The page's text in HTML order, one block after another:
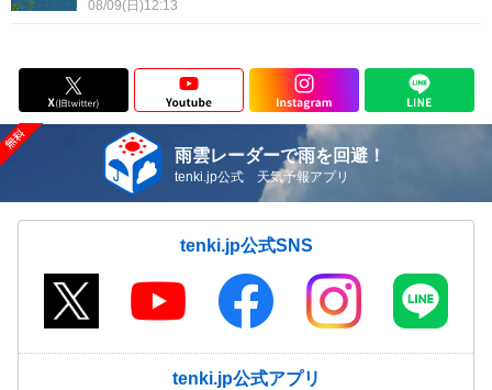
08/09(日)12:13
雨雲レーダーで雨を回避！
tenki.jp公式 天気予報アプリ
tenki.jp公式SNS
tenki.jp公式アプリ